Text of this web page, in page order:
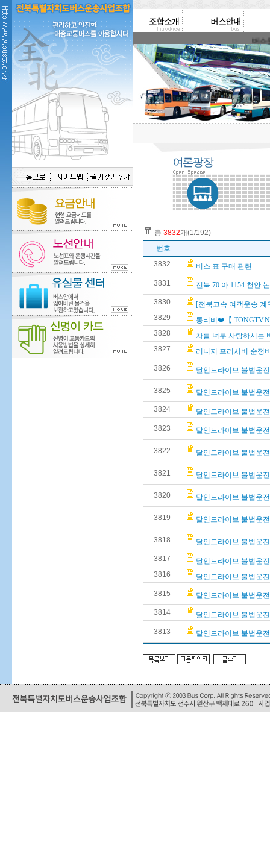
버스운
총 3832개(1/192)
번호
3832
버스 표 구매 관련
3831
전북 70 아 1154 천안
3830
[전북고속 여객운송 계
3829
통티비❤️【
3828
차를 너무 사랑하시는
3827
리니지 프리서버 순정
3826
달인드라이브 불법운
3825
달인드라이브 불법운
3824
달인드라이브 불법운
3823
달인드라이브 불법운
3822 달인드라이브 불법운
3821 달인드라이브 불법운
3820 달인드라이브 불법운
3819 달인드라이브 불법운
3818
달인드라이브 불법운
3817
달인드라이브 불법운
3816
달인드라이브 불법운
3815
달인드라이브 불법운
3814
달인드라이브 불법운
3813
달인드라이브 불법운